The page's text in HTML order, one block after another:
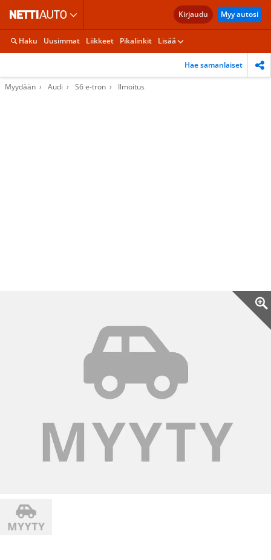
Kirjaudu Myy autosi
Haku Uusimmat Liikkeet Pikalinkit Lisää
Hae samanlaiset
Myydään Audi S6 e-tron Ilmoitus